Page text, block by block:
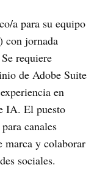
a para su equipo
con jornada
requiere
de Adobe Suite
en
IA. El puesto
canales
marca y colaborar
sociales.